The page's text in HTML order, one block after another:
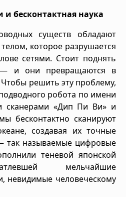
бесконтактная наука
существ обладают
которое разрушается
сетями. Стоит поднять
— и они превращаются в
решить эту проблему,
робота по имени
сканерами «Дип Пи Ви» и
бесконтактно сканируют
создавая их точные
так называемые цифровые
теневой японской
мельчайшие
невидимые человеческому